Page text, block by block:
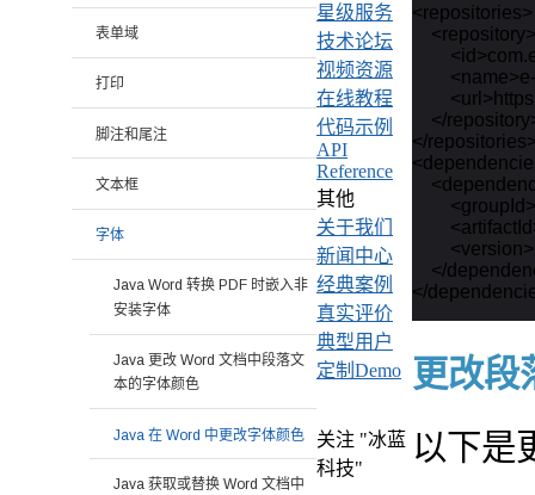
<repositories>
    <repository>
</
</
</
更改段
以下是
表单域
打印
脚注和尾注
文本框
字体
Java Word 转换 PDF 时嵌入非
安装字体
Java 更改 Word 文档中段落文
本的字体颜色
Java 在 Word 中更改字体颜色
Java 获取或替换 Word 文档中
星级服务
技术论坛
视频资源
在线教程
代码示例
API
Reference
其他
关于我们
新闻中心
经典案例
真实评价
典型用户
定制Demo
关注 "冰蓝
科技"